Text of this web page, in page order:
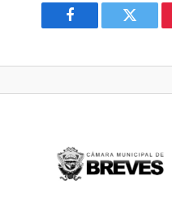
Facebook Twitter